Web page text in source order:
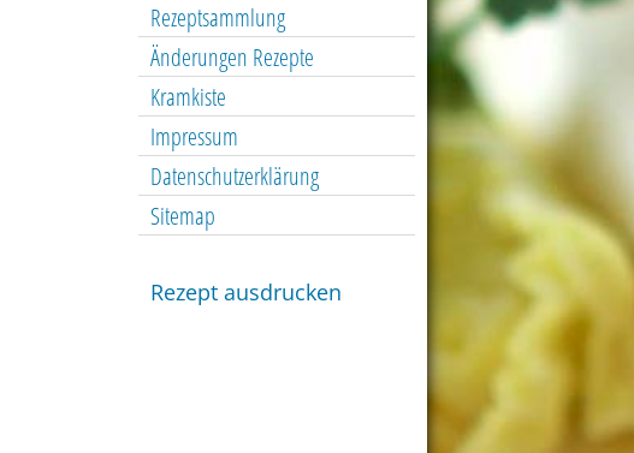
Rezeptsammlung
Änderungen Rezepte
Kramkiste
Impressum
Datenschutzerklärung
Sitemap
Rezept ausdrucken